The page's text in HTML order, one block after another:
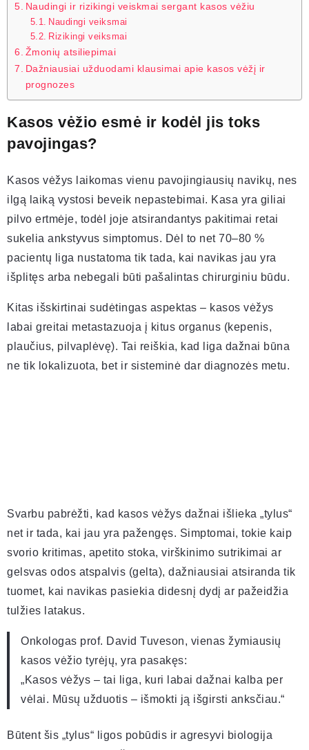
Naudingi ir rizikingi veiskmai sergant kasos vėžiu
Naudingi veiksmai
Rizikingi veiksmai
Žmonių atsiliepimai
Dažniausiai užduodami klausimai apie kasos vėžį ir
prognozes
Kasos vėžio esmė ir kodėl jis toks
pavojingas?
Kasos vėžys laikomas vienu pavojingiausių navikų, nes
ilgą laiką vystosi beveik nepastebimai. Kasa yra giliai
pilvo ertmėje, todėl joje atsirandantys pakitimai retai
sukelia ankstyvus simptomus. Dėl to net 70–80 %
pacientų liga nustatoma tik tada, kai navikas jau yra
išplitęs arba nebegali būti pašalintas chirurginiu būdu.
Kitas išskirtinai sudėtingas aspektas – kasos vėžys
labai greitai metastazuoja į kitus organus (kepenis,
plaučius, pilvaplėvę). Tai reiškia, kad liga dažnai būna
ne tik lokalizuota, bet ir sisteminė dar diagnozės metu.
Svarbu pabrėžti, kad kasos vėžys dažnai išlieka „tylus“
net ir tada, kai jau yra pažengęs. Simptomai, tokie kaip
svorio kritimas, apetito stoka, virškinimo sutrikimai ar
gelsvas odos atspalvis (gelta), dažniausiai atsiranda tik
tuomet, kai navikas pasiekia didesnį dydį ar pažeidžia
tulžies latakus.
Onkologas prof. David Tuveson, vienas žymiausių
kasos vėžio tyrėjų, yra pasakęs:
„Kasos vėžys – tai liga, kuri labai dažnai kalba per
vėlai. Mūsų užduotis – išmokti ją išgirsti anksčiau.“
Būtent šis „tylus“ ligos pobūdis ir agresyvi biologija